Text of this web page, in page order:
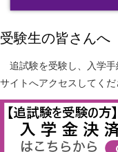
受験生の皆さんへ
追試験を受験し、入学
サイトへアクセスしてくだ